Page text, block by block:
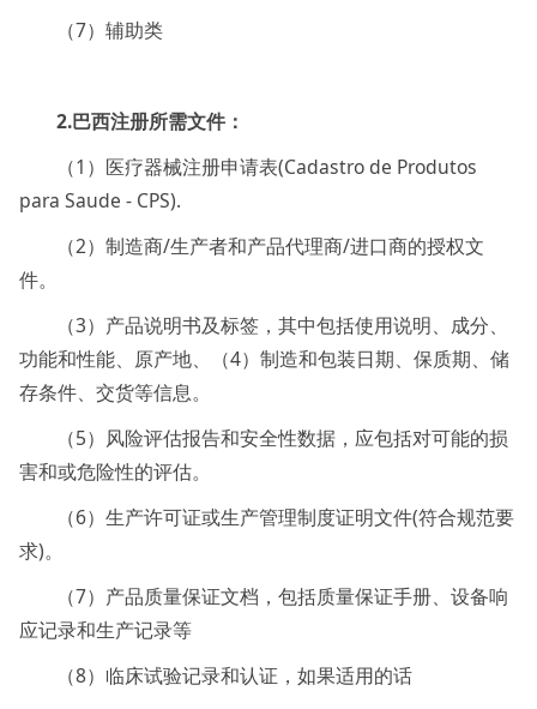
（7）辅助类
2.巴西注册所需文件：
（1）医疗器械注册申请表(Cadastro de Produtos
para Saude - CPS).
（2）制造商/生产者和产品代理商/进口商的授权文
件。
（3）产品说明书及标签，其中包括使用说明、成分、
功能和性能、原产地、（4）制造和包装日期、保质期、储
存条件、交货等信息。
（5）风险评估报告和安全性数据，应包括对可能的损
害和或危险性的评估。
（6）生产许可证或生产管理制度证明文件(符合规范要
求)。
（7）产品质量保证文档，包括质量保证手册、设备响
应记录和生产记录等
（8）临床试验记录和认证，如果适用的话